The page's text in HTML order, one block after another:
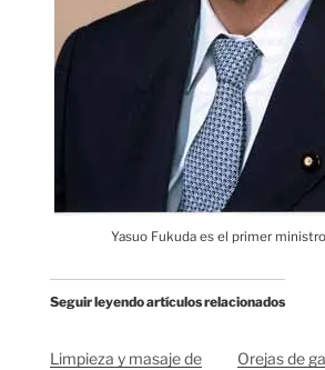
Yasuo Fukuda es el primer
Seguir leyendo artículos relacionados
Limpieza y masaje de
Orejas de